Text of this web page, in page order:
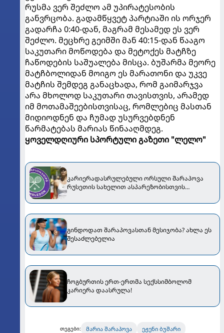
რუსმა ვერ შეძლო ამ უპირატესობის
განვრცობა. გადამწყვეტ პარტიაში ის ორჯერ
გადარჩა 0:40-დან, მაგრამ მესამედ ეს ვერ
შეძლო. მეცხრე გეიმში მან 40:15-დან წააგო
საკუთარი მოწოდება და მეტოქეს მატჩზე
ჩაწოდების საშუალება მისცა. ბუშარმა მეორე
მატჩბოლიდან მოიგო ეს მარათონი და უკვე
მატჩის შემდეგ განაცხადა, რომ გაიმარჯვა
არა მხოლოდ საკუთარი თავისთვის, არამედ
იმ მოთამაშეებისთვისაც, რომლებიც მასთან
მიდიოდნენ და ჩუმად უსურვებდნენ
წარმატებას მარიას წინააღმდეგ.
ყოველდღიური სპორტული გაზეთი "ლელო"
კარიერადასრულებული ორსული შარაპოვა
რუსეთის სახელით ასპარეზობისთვის
მოხდა
გინდოდათ შარაპოვასთან მესიჯობა? ახლა ეს
შესაძლებელია
ჩოგბურთის ერთ-ერთმა სექსსიმბოლომ
კარიერა დაასრულა!
თეგები: მარია შარაპოვა ეჟენი ბუშარი